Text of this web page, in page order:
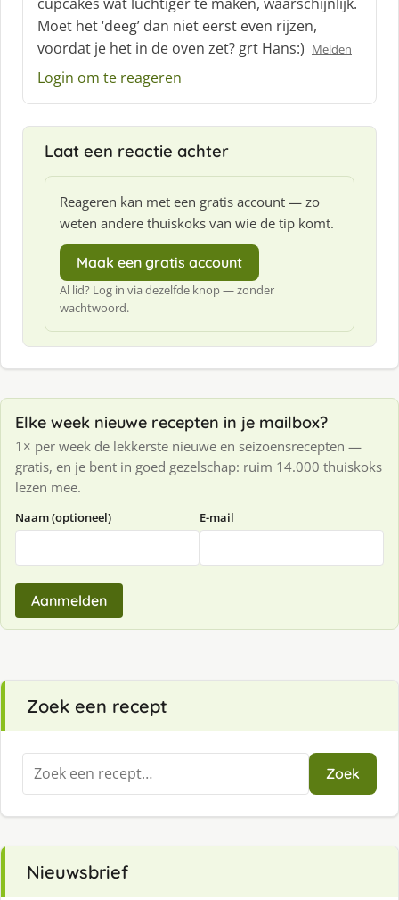
r
e
e
:
Moet het ‘deeg’ dan niet eerst even rijzen,
voordat je het in de oven zet? grt Hans:) Melden
Login om te reageren
Laat een reactie achter
Reageren kan met een gratis account — zo
weten andere thuiskoks van wie de tip komt.
Maak een gratis account
Al lid? Log in via dezelfde knop — zonder
wachtwoord.
Elke week nieuwe recepten in je mailbox?
1× per week de lekkerste nieuwe en seizoensrecepten —
gratis, en je bent in goed gezelschap: ruim 14.000 thuiskoks
lezen mee.
Naam (optioneel) E-mail
Aanmelden
Zoek een recept
Zoeken
naar:
Zoek
Nieuwsbrief